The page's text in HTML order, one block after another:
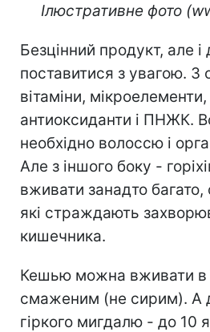
Ілюстративне фото
Безцінний продукт, але і
поставитися з увагою. З
вітаміни,
антиоксиданти і ПНЖК.
необхідно волоссю і
Але з іншого боку -
вживати занадто
які страждають
кишечника.
Кешью можна вживати в
смаженим (не сирим). А
гіркого мигдалю - до 10